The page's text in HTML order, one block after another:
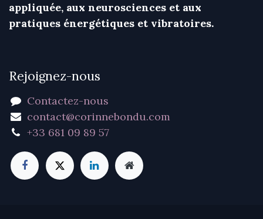
appliquée, aux neurosciences et aux
pratiques énergétiques et vibratoires.
Rejoignez-nous
Contactez-nous
contact@corinnebondu.com
+33 681 09 89 57